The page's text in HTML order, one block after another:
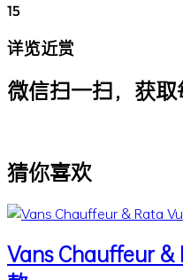
15
详览近赏
微信扫一扫，获
猜你喜欢
Vans Chauffeur &